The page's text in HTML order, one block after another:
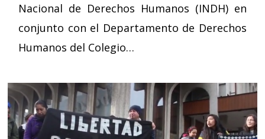
Nacional de Derechos Humanos (INDH) en
conjunto con el Departamento de Derechos
Humanos del Colegio…